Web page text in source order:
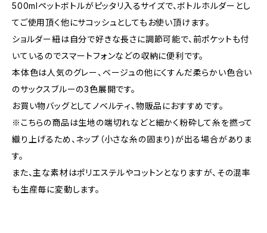
500mlペットボトルがピッタリ入るサイズで、ボトルホルダーとし
てご使用頂く他にサコッシュとしてもお使い頂けます。
ショルダー紐は自分で好きな長さに調節可能で、前ポケットも付
いているのでスマートフォンなどの収納に便利です。
本体色は人気のグレー、ベージュの他にくすんだ柔らかい色合い
のサックスブルーの3色展開です。
お買い物バッグとしてノベルティ、物販品におすすめです。
※こちらの商品は生地の端切れなどと細かく粉砕して糸を撚って
織り上げるため、ネップ（小さな糸の固まり)が出る場合がありま
す。
また、主な素材はポリエステルやコットンとなりますが、その混率
も生産毎に変動します。